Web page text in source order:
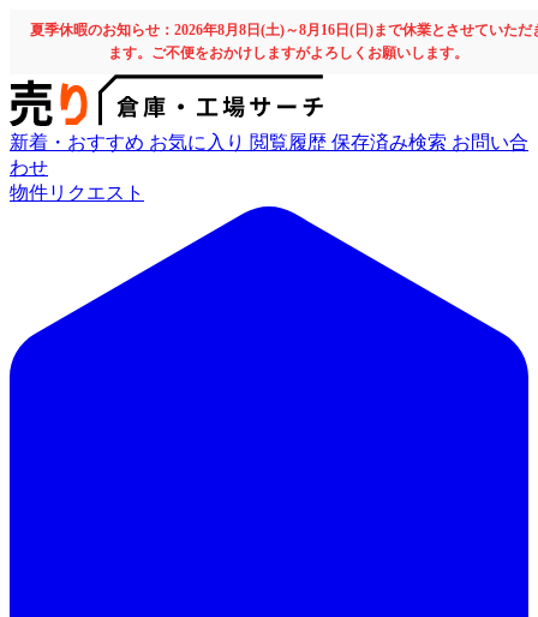
夏季休暇のお知らせ：2026年8月8日(土)～8月16日(日)まで休業とさせていただ
ます。ご不便をおかけしますがよろしくお願いします。
新着・おすすめ お気に入り 閲覧履歴 保存済み検索 お問い合
わせ
物件リクエスト